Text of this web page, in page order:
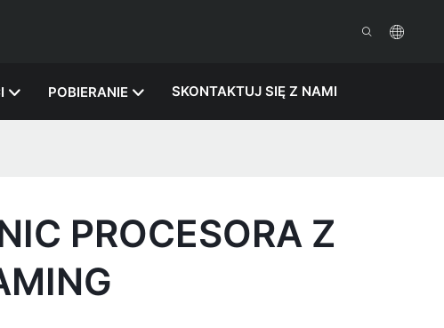
POBIERANIE SKONTAKTUJ SIĘ Z NAMI
PROCESORA Z